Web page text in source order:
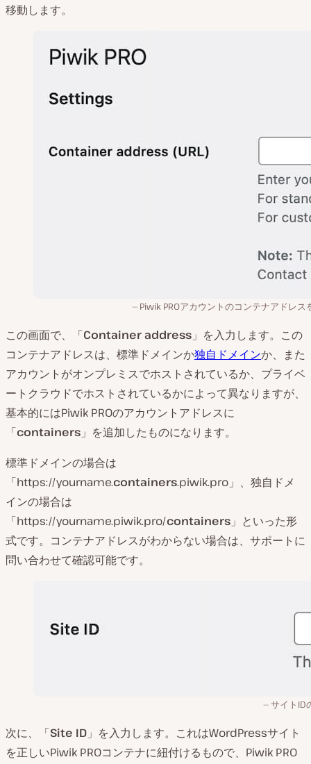
移動します。
Piwik PROアカウントのコンテナアドレス
この画面で、「Container address 」を入力します。この
コンテナアドレスは、標準ドメインか独自ドメインか、また
アカウントがオンプレミスでホストされているか、プライベ
ートクラウドでホストされているかによって異なりますが、
基本的にはPiwik PROのアカウントアドレスに
「containers 」を追加したものになります。
標準ドメインの場合は
「https://yourname.containers.piwik.pro」、独自ドメ
インの場合は
「https://yourname.piwik.pro/containers 」といった形
式です。コンテナアドレスがわからない場合は、サポートに
問い合わせて確認可能です。
サイトID
次に、「Site ID 」を入力します。これはWordPressサイト
を正しいPiwik PROコンテナに紐付けるもので、Piwik PRO